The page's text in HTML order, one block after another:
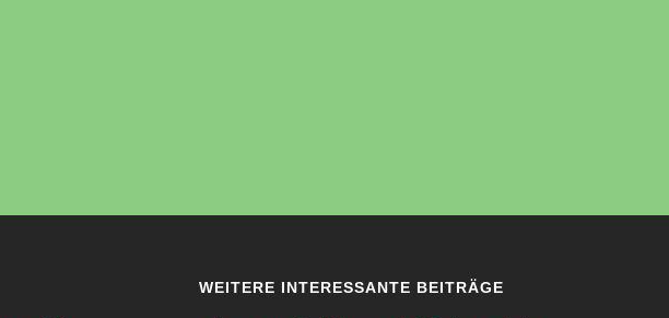
WEITERE INTERESSANTE BEITRÄGE